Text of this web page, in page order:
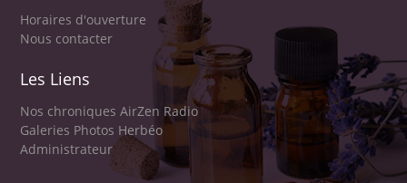
Horaires d'ouverture
Nous contacter
Les Liens
Nos chroniques AirZen Radio
Galeries Photos Herbéo
Administrateur